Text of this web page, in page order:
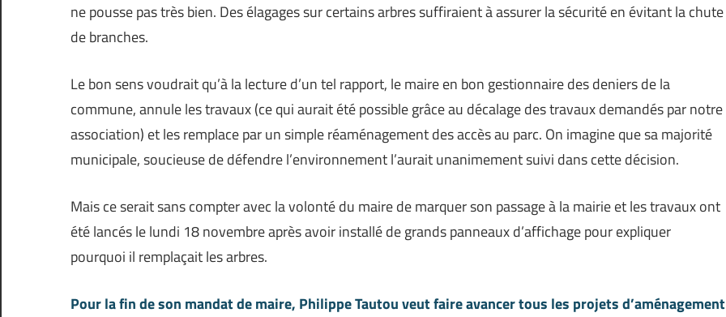
ne pousse pas très bien. Des élagages sur certains arbres suffiraient à assurer la sécurité en évitant la chute
de branches.
Le bon sens voudrait qu’à la lecture d’un tel rapport, le maire en bon gestionnaire des deniers de la
commune, annule les travaux (ce qui aurait été possible grâce au décalage des travaux demandés par notre
association) et les remplace par un simple réaménagement des accès au parc. On imagine que sa majorité
municipale, soucieuse de défendre l’environnement l’aurait unanimement suivi dans cette décision.
Mais ce serait sans compter avec la volonté du maire de marquer son passage à la mairie et les travaux ont
été lancés le lundi 18 novembre après avoir installé de grands panneaux d’affichage pour expliquer
pourquoi il remplaçait les arbres.
Pour la fin de son mandat de maire, Philippe Tautou veut faire avancer tous les projets d’aménagement